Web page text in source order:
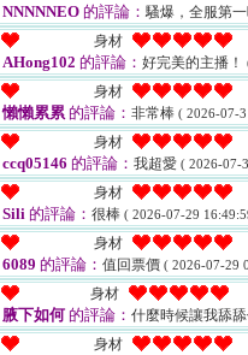
NNNNNEO 的評論：騷爆，全服第
身材
AHong102 的評論： 好完美的主播！
身材
懶懶累累 的評論： 非常棒 ( 2026-07-
身材
ccq05146 的評論： 我超愛 ( 2026-07-
身材
Sili 的評論： 很棒 ( 2026-07-29
身材
6089 的評論： 值回票價 ( 2026-07-29
身材
腋下如何 的評論： 什麼時候讓我舔
身材